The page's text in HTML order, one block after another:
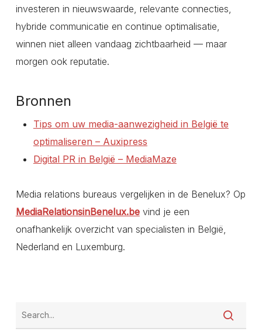
investeren in nieuwswaarde, relevante connecties,
hybride communicatie en continue optimalisatie,
winnen niet alleen vandaag zichtbaarheid — maar
morgen ook reputatie.
Bronnen
Tips om uw media-aanwezigheid in België te
optimaliseren – Auxipress
Digital PR in België – MediaMaze
Media relations bureaus vergelijken in de Benelux? Op
MediaRelationsinBenelux.bevind je een
onafhankelijk overzicht van specialisten in België,
Nederland en Luxemburg.